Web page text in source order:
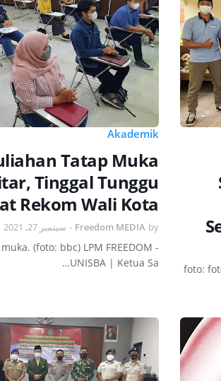
foto:
Akademik
Tatap Muka
Tinggal Tunggu
Rekom Wali Kota
by
Freedom MEDIA
- سبتمبر 27, 2021
(foto: bbc) LPM FREEDOM -
UNISBA | Ketua Sa…